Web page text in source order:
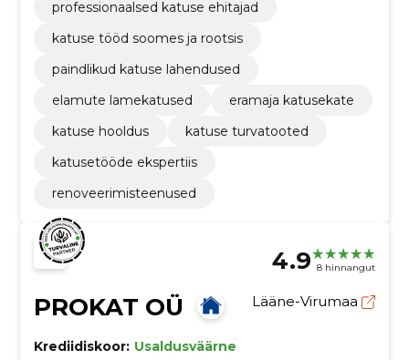
professionaalsed katuse ehitajad
katuse tööd soomes ja rootsis
paindlikud katuse lahendused
elamute lamekatused
eramaja katusekate
katuse hooldus
katuse turvatooted
katusetööde ekspertiis
renoveerimisteenused
4.9 8 hinnangut
PROKAT OÜ Lääne-Virumaa
Krediidiskoor: Usaldusväärne